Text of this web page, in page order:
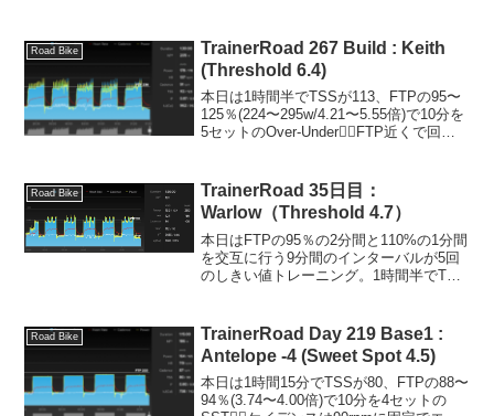
に良かっ...
Road Bike
TrainerRoad 267 Build : Keith
(Threshold 6.4)
本日は1時間半でTSSが113、FTPの95〜
125％(224〜295w/4.21〜5.55倍)で10分を
5セットのOver-Under🚴‍♂️FTP近くで回し
All...
Road Bike
TrainerRoad 35日目：
Warlow（Threshold 4.7）
本日はFTPの95％の2分間と110%の1分間
を交互に行う9分間のインターバルが5回
のしきい値トレーニング。1時間半でTSS
🤣5本目のインターバルはかな...
Road Bike
TrainerRoad Day 219 Base1 :
Antelope -4 (Sweet Spot 4.5)
本日は1時間15分でTSSが80、FTPの88〜
94％(3.74〜4.00倍)で10分を4セットの